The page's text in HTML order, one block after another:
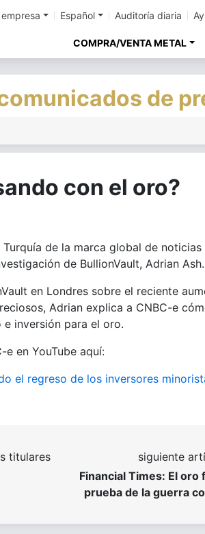
Español Auditoría diaria
COMPRA/VENTA METAL
de
con el oro?
de la marca global de noticias
de BullionVault, Adrian Ash.
en Londres sobre el reciente
Adrian explica a CNBC-e
inversión para el oro.
en YouTube aquí:
el regreso de los inversores
titulares
siguiente
Financial Times: El oro
prueba de la guerra